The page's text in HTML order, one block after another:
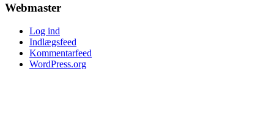
Webmaster
Log ind
Indlægsfeed
Kommentarfeed
WordPress.org